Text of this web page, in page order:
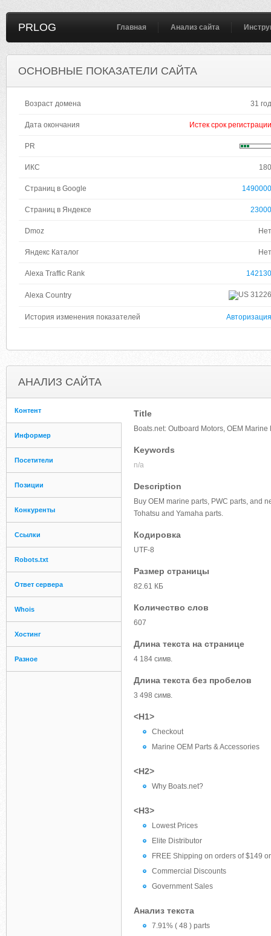
PRLOG Главная Анализ сайта
ОСНОВНЫЕ ПОКАЗАТЕЛИ САЙТА
Возраст домена 31 год
Дата окончания Истек срок регистрации
PR
ИКС 180
Страниц в Google 1490000
Страниц в Яндексе 23000
Dmoz Нет
Яндекс Каталог Нет
Alexa Traffic Rank 142130
Alexa Country 31226
История изменения показателей Авторизация
АНАЛИЗ САЙТА
Контент
Информер
Посетители
Позиции
Конкуренты
Ссылки
Robots.txt
Ответ сервера
Whois
Хостинг
Разное
Title
Boats.net: Outboard Motors, OEM Marine
Keywords
n/a
Description
Buy OEM marine parts, PWC parts, and
Tohatsu and Yamaha parts.
Кодировка
UTF-8
Размер страницы
82.61 КБ
Количество слов
607
Длина текста на странице
4 184 симв.
Длина текста без пробелов
3 498 симв.
<H1>
Checkout
Marine OEM Parts & Accessories
<H2>
Why Boats.net?
<H3>
Lowest Prices
Elite Distributor
FREE Shipping on orders of $149
Commercial Discounts
Government Sales
Анализ текста
7.91% ( 48 ) parts